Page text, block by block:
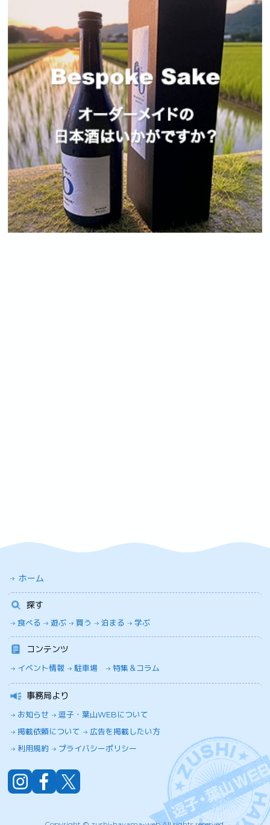
ホーム
探す
食べる 遊ぶ 買う 泊まる 学ぶ
コンテンツ
イベント情報 駐車場 特集＆コラム
事務局より
お知らせ
逗子・葉山WEBについて
掲載依頼について
広告を掲載したい方
利用規約
プライバシーポリシー